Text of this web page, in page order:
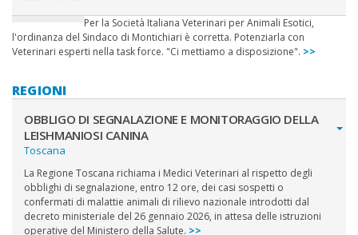
Per la Società Italiana Veterinari per Animali Esotici,
l'ordinanza del Sindaco di Montichiari è corretta. Potenziarla con
Veterinari esperti nella task force. "Ci mettiamo a disposizione". >>
REGIONI
OBBLIGO DI SEGNALAZIONE E MONITORAGGIO DELLA
LEISHMANIOSI CANINA
Toscana
La Regione Toscana richiama i Medici Veterinari al rispetto degli
obblighi di segnalazione, entro 12 ore, dei casi sospetti o
confermati di malattie animali di rilievo nazionale introdotti dal
decreto ministeriale del 26 gennaio 2026, in attesa delle istruzioni
operative del Ministero della Salute. >>